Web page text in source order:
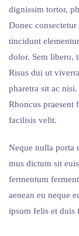
dignissim tortor,
Donec
tincidunt
dolor. Sem libero,
Risus dui ut
pharetra sit ac
Rhoncus praesent
facilisis velit.
Neque nulla porta
mus dictum sit
fermentum
aenean eu neque
ipsum felis et duis